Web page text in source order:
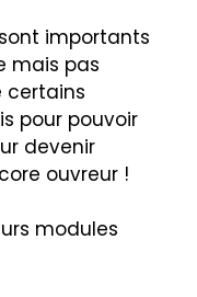
importants
mais pas
certains
pour pouvoir
devenir
ouvreur !
modules